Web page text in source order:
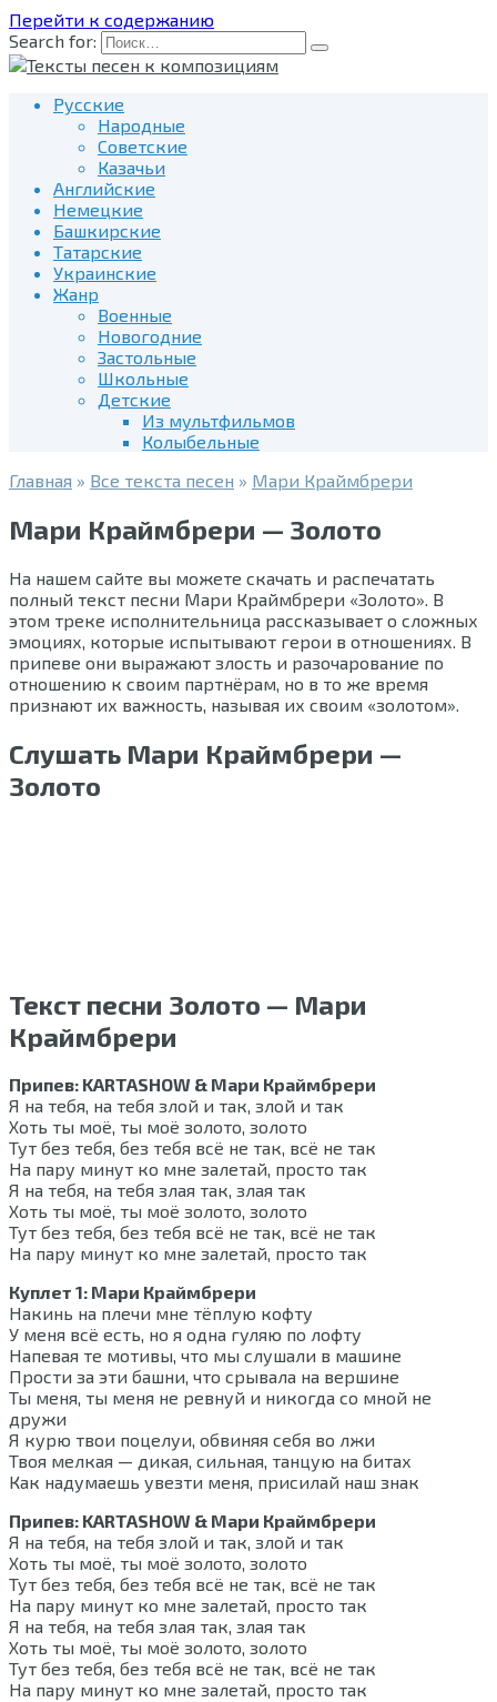
Перейти к содержанию
Search for:
Русские
Народные
Советские
Казачьи
Английские
Немецкие
Башкирские
Татарские
Украинские
Жанр
Военные
Новогодние
Застольные
Школьные
Детские
Из мультфильмов
Колыбельные
Главная » Все текста песен » Мари Краймбрери
Мари Краймбрери — Золото
На нашем сайте вы можете скачать и распечатать
полный текст песни Мари Краймбрери «Золото». В
этом треке исполнительница рассказывает о сложных
эмоциях, которые испытывают герои в отношениях. В
припеве они выражают злость и разочарование по
отношению к своим партнёрам, но в то же время
признают их важность, называя их своим «золотом».
Слушать Мари Краймбрери —
Золото
Текст песни Золото — Мари
Краймбрери
Припев: KARTASHOW & Мари Краймбрери
Я на тебя, на тебя злой и так, злой и так
Хоть ты моё, ты моё золото, золото
Тут без тебя, без тебя всё не так, всё не так
На пару минут ко мне залетай, просто так
Я на тебя, на тебя злая так, злая так
Хоть ты моё, ты моё золото, золото
Тут без тебя, без тебя всё не так, всё не так
На пару минут ко мне залетай, просто так
Куплет 1: Мари Краймбрери
Накинь на плечи мне тёплую кофту
У меня всё есть, но я одна гуляю по лофту
Напевая те мотивы, что мы слушали в машине
Прости за эти башни, что срывала на вершине
Ты меня, ты меня не ревнуй и никогда со мной не
дружи
Я курю твои поцелуи, обвиняя себя во лжи
Твоя мелкая — дикая, сильная, танцую на битах
Как надумаешь увезти меня, присилай наш знак
Припев: KARTASHOW & Мари Краймбрери
Я на тебя, на тебя злой и так, злой и так
Хоть ты моё, ты моё золото, золото
Тут без тебя, без тебя всё не так, всё не так
На пару минут ко мне залетай, просто так
Я на тебя, на тебя злая так, злая так
Хоть ты моё, ты моё золото, золото
Тут без тебя, без тебя всё не так, всё не так
На пару минут ко мне залетай, просто так